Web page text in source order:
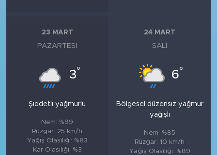
23 MART
PAZARTESI
3°
Şiddetli yağmurlu
Nem: %99
Rüzgar: 25 km/h
Yağış Olasılığı: %83
Kar Olasılığı: %3
24 MART
SALI
6°
Bölgesel düzensiz yağmur
yağışlı
Nem: %85
Rüzgar: 10 km/h
Yağış Olasılığı: %89